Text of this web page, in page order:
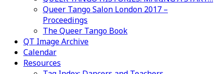
Queer Tango Salon London 2017 –
Proceedings
The Queer Tango Book
QT Image Archive
Calendar
Resources